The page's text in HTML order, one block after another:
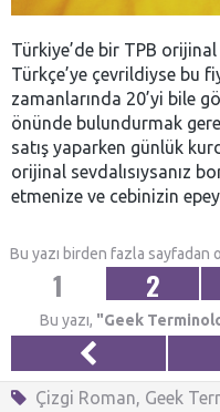
Türkiye’de bir TPB
Türkçe’ye çevrildiyse bu
zamanlarında 20’yi bile
önünde bulundurmak
satış yaparken günlük
orijinal sevdalısıysanız
etmenize ve cebinizin
Bu yazı birden fazla sayfadan
1 2
Bu yazı, "Geek
Çizgi Roman, Geek